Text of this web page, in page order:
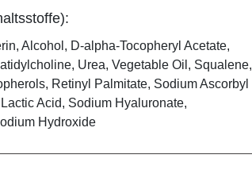
Alcohol, D-alpha-Tocopheryl Acetate,
Urea, Vegetable Oil, Squalene,
Retinyl Palmitate, Sodium Ascorbyl
Acid, Sodium Hyaluronate,
Hydroxide